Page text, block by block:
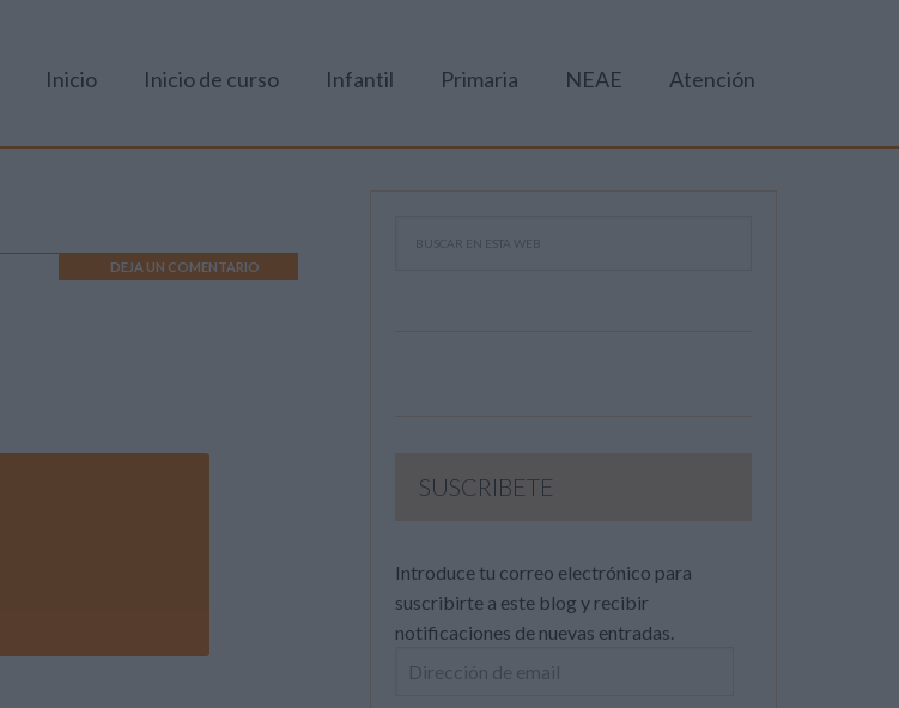
Inicio Inicio de curso Infantil Primaria NEAE Atención
DEJA UN COMENTARIO
SUSCRIBETE
Introduce tu correo electrónico para
suscribirte a este blog y recibir
notificaciones de nuevas entradas.
Dirección